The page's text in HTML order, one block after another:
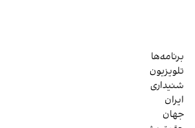
برنامه‌ها
تلویزیون
شنیداری
ایران
جهان